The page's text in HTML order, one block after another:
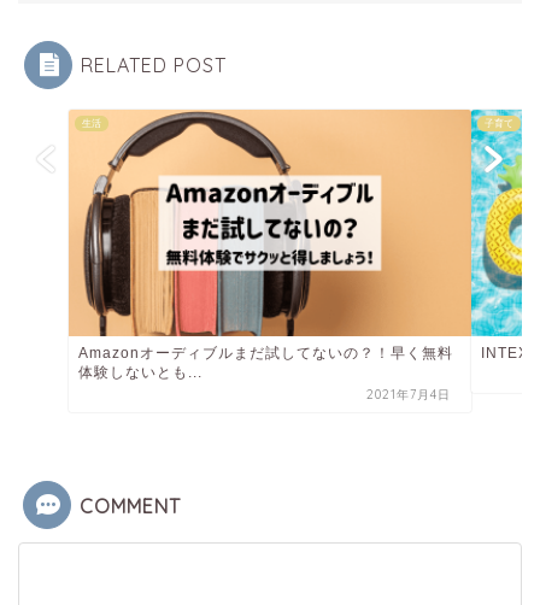
RELATED POST
生活
Amazonオーディブルまだ試してないの？！早く無料
体験しないとも...
2021年7月4日
子育て
INTEX
COMMENT